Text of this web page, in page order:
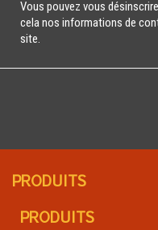
Vous pouvez vous
cela nos informations de
site.
PRODUITS
PRODUITS